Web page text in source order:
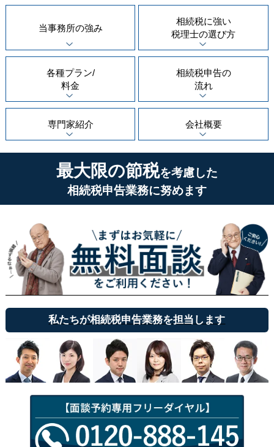
当事務所の強み
相続税に強い
税理士の選び方
各種プラン/
料金
相続税申告の
流れ
専門家紹介 会社概要
最大限の節税を考慮した
相続税申告業務に努めます
私たちが相続税申告業務を担当します